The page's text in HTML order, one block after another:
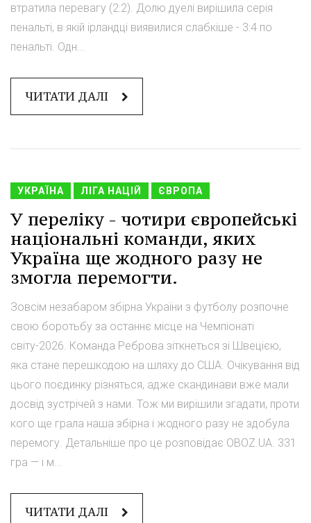
втратила перевагу (2:2). Долю дуелі вирішила серія
пенальті, в якій ірландці виявилися слабкіше - 3:4 по
пенальті. Одн...
ЧИТАТИ ДАЛІ
УКРАЇНА ЛІГА НАЦІЙ ЄВРОПА
У переліку - чотири європейські
національні команди, яких
Україна ще жодного разу не
змогла перемогти.
Зовсім незабаром збірна України з футболу розпочне
свою боротьбу за останнє місце на Чемпіонаті
світу-2026. Команда Реброва зіткнеться зі Швецією,
яка стане перешкодою на шляху до США. Очікування від
цього поєдинку різняться, адже скандинави вже мали
досвід зустрічей з нами. Тож ми вирішили згадати, проти
кого ще грала наша збірна і жодного разу не здобула
перемогу. Детальніше про це розповідає OBOZ.UA. 331
гра — і м...
ЧИТАТИ ДАЛІ